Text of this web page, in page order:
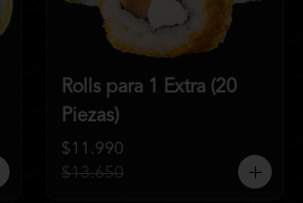
Rolls para 1 Extra (20
Piezas)
$11.990
$13.650